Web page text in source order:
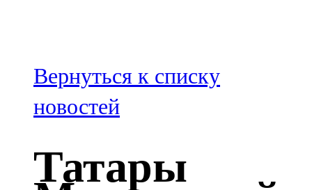
100,3 FM
Зәй
106,6 FM
Кадыбаш
Вернуться к списку
новостей
Татары